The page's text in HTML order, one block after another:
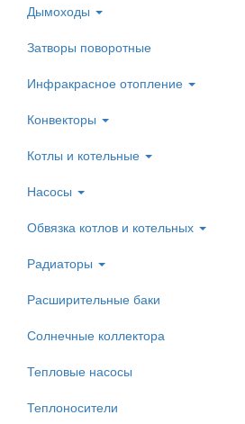
Дымоходы
Затворы поворотные
Инфракрасное отопление
Конвекторы
Котлы и котельные
Насосы
Обвязка котлов и котельных
Радиаторы
Расширительные баки
Солнечные коллектора
Тепловые насосы
Теплоносители